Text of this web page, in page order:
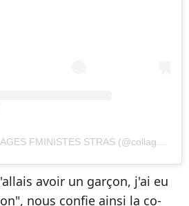
A post shared by COLLAGES FMINISTES STRAS (@collages_feministes_stras)
avoir un garçon, j'ai eu
nous confie ainsi la co-